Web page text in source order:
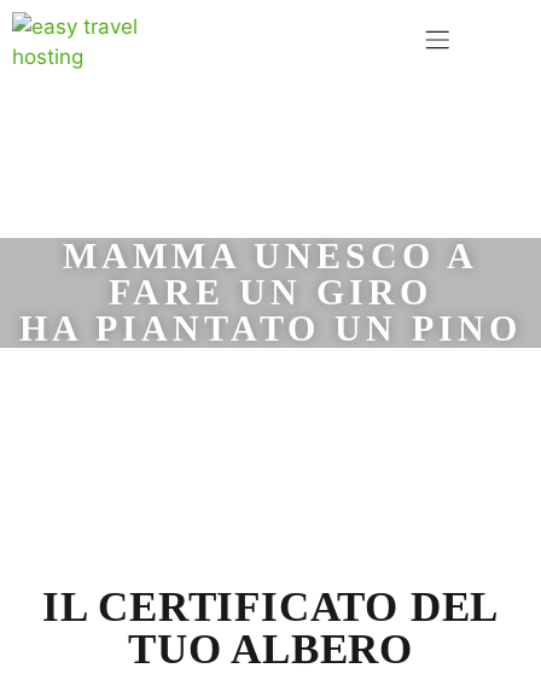
MAMMA UNESCO A
FARE UN GIRO
HA PIANTATO UN PINO
IL CERTIFICATO DEL
TUO ALBERO